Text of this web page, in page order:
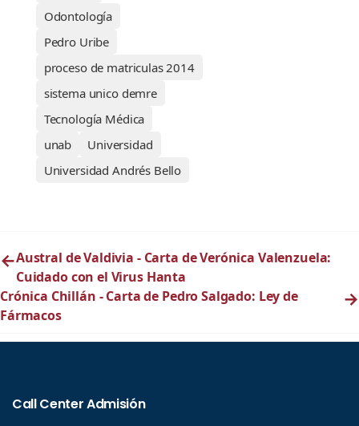
Odontología
Pedro Uribe
proceso de matriculas 2014
sistema unico demre
Tecnología Médica
unab
Universidad
Universidad Andrés Bello
←Austral de Valdivia - Carta de Verónica Valenzuela:
Cuidado con el Virus Hanta
Crónica Chillán - Carta de Pedro Salgado: Ley de
Fármacos
→